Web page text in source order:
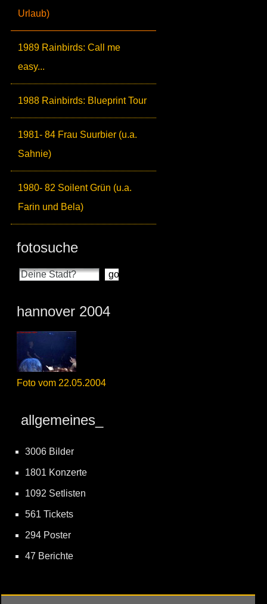
Urlaub)
1989 Rainbirds: Call me
easy...
1988 Rainbirds: Blueprint Tour
1981- 84 Frau Suurbier (u.a.
Sahnie)
1980- 82 Soilent Grün (u.a.
Farin und Bela)
fotosuche
hannover 2004
Foto vom 22.05.2004
allgemeines_
3006 Bilder
1801 Konzerte
1092 Setlisten
561 Tickets
294 Poster
47 Berichte